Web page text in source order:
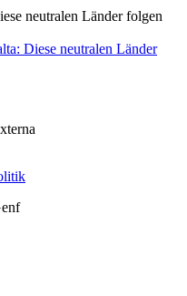
neutralen Länder folgen
Diese neutralen Länder